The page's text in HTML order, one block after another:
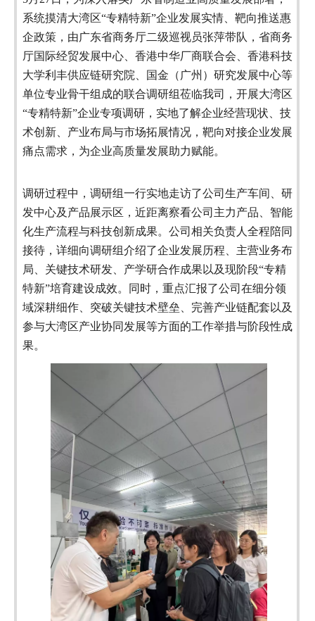
系统摸清大湾区“专精特新”企业发展实情、靶向推送惠
企政策，由广东省商务厅二级巡视员张萍带队，省商务
厅国际经贸发展中心、香港中华厂商联合会、香港科技
大学利丰供应链研究院、国金（广州）研究发展中心等
单位专业骨干组成的联合调研组莅临我司，开展大湾区
“专精特新”企业专项调研，实地了解企业经营现状、技
术创新、产业布局与市场拓展情况，靶向对接企业发展
痛点需求，为企业高质量发展助力赋能。
调研过程中，调研组一行实地走访了公司生产车间、研
发中心及产品展示区，近距离察看公司主力产品、智能
化生产流程与科技创新成果。公司相关负责人全程陪同
接待，详细向调研组介绍了企业发展历程、主营业务布
局、关键技术研发、产学研合作成果以及现阶段“专精
特新”培育建设成效。同时，重点汇报了公司在细分领
域深耕细作、突破关键技术壁垒、完善产业链配套以及
参与大湾区产业协同发展等方面的工作举措与阶段性成
果。